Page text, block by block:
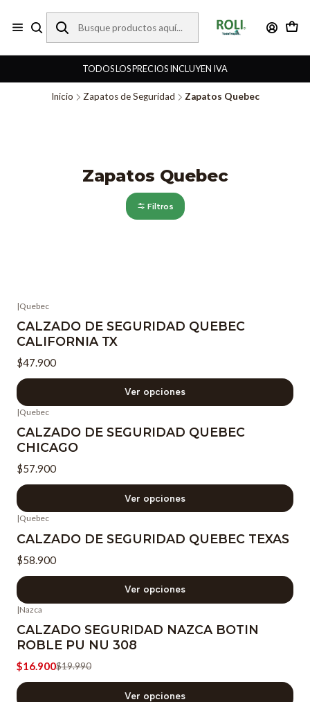
TODOS LOS PRECIOS INCLUYEN IVA
Inicio Zapatos de Seguridad Zapatos Quebec
Zapatos Quebec
Filtros
|Quebec
CALZADO DE SEGURIDAD QUEBEC
CALIFORNIA TX
$47.900
Ver opciones
|Quebec
CALZADO DE SEGURIDAD QUEBEC
CHICAGO
$57.900
Ver opciones
|Quebec
CALZADO DE SEGURIDAD QUEBEC TEXAS
$58.900
Ver opciones
|Nazca
CALZADO SEGURIDAD NAZCA BOTIN
ROBLE PU NU 308
$16.900$19.990
Ver opciones